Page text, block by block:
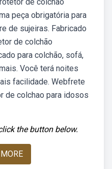
peça obrigatória para
de sujeiras. Fabricado
de colchão
para colchão, sofá,
Você terá noites
facilidade. Webfrete
de colchao para idosos
the button below.